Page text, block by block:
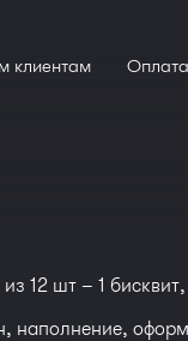
клиентам
12 шт – 1
наполнение,